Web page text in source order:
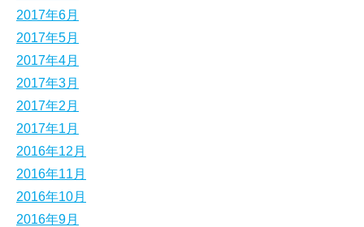
2017年6月
2017年5月
2017年4月
2017年3月
2017年2月
2017年1月
2016年12月
2016年11月
2016年10月
2016年9月